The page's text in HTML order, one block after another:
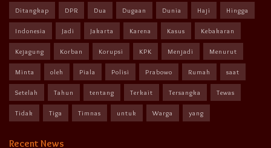
Ditangkap DPR Dua Dugaan Dunia Haji Hingga
Indonesia Jadi Jakarta Karena Kasus Kebakaran
Kejagung Korban Korupsi KPK Menjadi Menurut
Minta oleh Piala Polisi Prabowo Rumah saat
Setelah Tahun tentang Terkait Tersangka Tewas
Tidak Tiga Timnas untuk Warga yang
Recent News